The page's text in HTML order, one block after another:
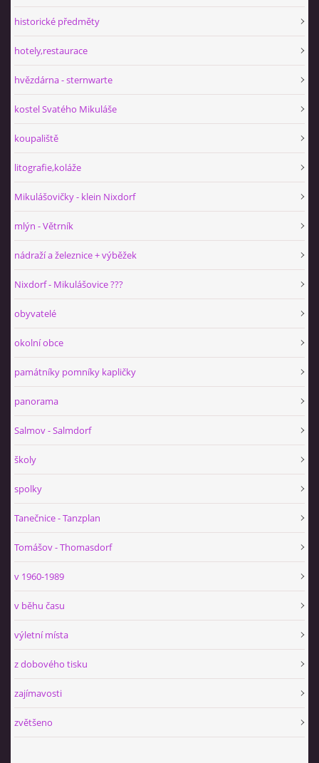
historické předměty
hotely,restaurace
hvězdárna - sternwarte
kostel Svatého Mikuláše
koupaliště
litografie,koláže
Mikulášovičky - klein Nixdorf
mlýn - Větrník
nádraží a železnice + výběžek
Nixdorf - Mikulášovice ???
obyvatelé
okolní obce
památníky pomníky kapličky
panorama
Salmov - Salmdorf
školy
spolky
Tanečnice - Tanzplan
Tomášov - Thomasdorf
v 1960-1989
v běhu času
výletní místa
z dobového tisku
zajímavosti
zvětšeno